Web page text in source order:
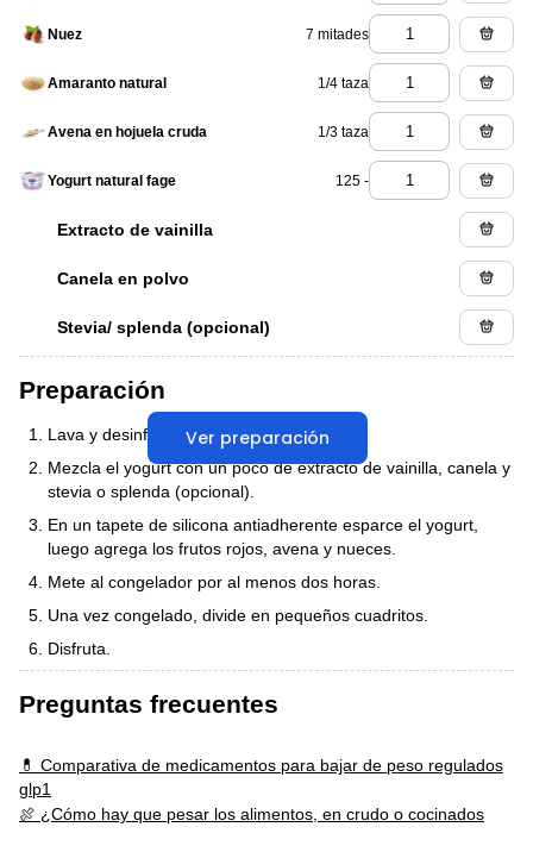
Nuez 7 mitades
Amaranto natural 1/4 taza
Avena en hojuela cruda 1/3 taza
Yogurt natural fage 125 -
Extracto de vainilla
Canela en polvo
Stevia/ splenda (opcional)
Ver preparación
Preparación
Lava y desinfecta las frutas.
Mezcla el yogurt con un poco de extracto de vainilla, canela y
stevia o splenda (opcional).
En un tapete de silicona antiadherente esparce el yogurt,
luego agrega los frutos rojos, avena y nueces.
Mete al congelador por al menos dos horas.
Una vez congelado, divide en pequeños cuadritos.
Disfruta.
Preguntas frecuentes
💊 Comparativa de medicamentos para bajar de peso regulados
glp1
🍖 ¿Cómo hay que pesar los alimentos, en crudo o cocinados